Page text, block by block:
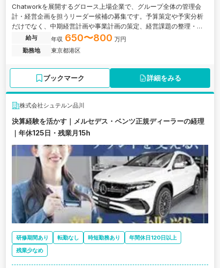
Chatworkを展開するグロース上場企業で、グループ全体の管理会
計・経営企画を担うリーダー候補の募集です。予算策定や予実分析
だけでなく、中期経営計画や事業計画の策定、経営課題の整理・改
善まで、経営陣と近い距離で事業運営に携わることができます。
給与 年収 650〜800 万円
勤務地
東京都港区
ブックマーク 詳細をみる
株式会社シュテルン品川
決算経験を活かす｜メルセデス・ベンツ正規ディーラーの経理
｜年休125日・残業月15h
研修期間あり 転勤なし 時短勤務あり
年間休日120日以上
残業少なめ